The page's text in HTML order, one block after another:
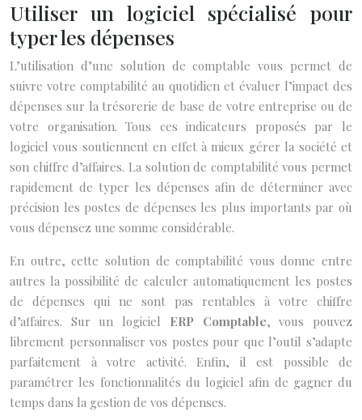
Utiliser un logiciel spécialisé pour
typer les dépenses
L’utilisation d’une solution de comptable vous permet de
suivre votre comptabilité au quotidien et évaluer l’impact des
dépenses sur la trésorerie de base de votre entreprise ou de
votre organisation. Tous ces indicateurs proposés par le
logiciel vous soutiennent en effet à mieux gérer la société et
son chiffre d’affaires. La solution de comptabilité vous permet
rapidement de typer les dépenses afin de déterminer avec
précision les postes de dépenses les plus importants par où
vous dépensez une somme considérable.
En outre, cette solution de comptabilité vous donne entre
autres la possibilité de calculer automatiquement les postes
de dépenses qui ne sont pas rentables à votre chiffre
d’affaires. Sur un logiciel ERP Comptable, vous pouvez
librement personnaliser vos postes pour que l’outil s’adapte
parfaitement à votre activité. Enfin, il est possible de
paramétrer les fonctionnalités du logiciel afin de gagner du
temps dans la gestion de vos dépenses.